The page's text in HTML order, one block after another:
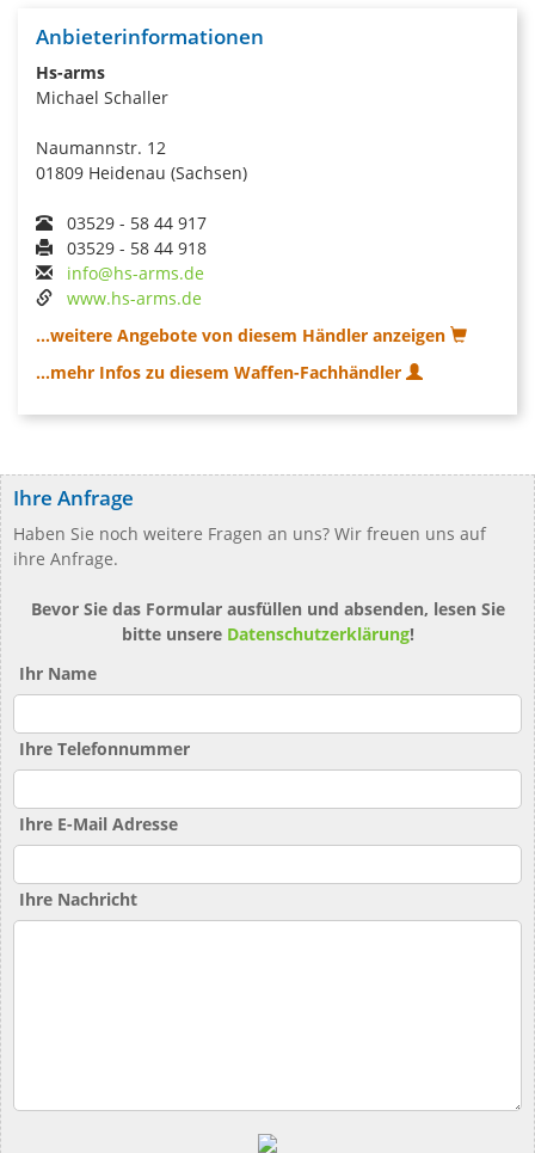
Anbieterinformationen
Hs-arms
Michael Schaller
Naumannstr. 12
01809 Heidenau (Sachsen)
03529 - 58 44 917
03529 - 58 44 918
info@hs-arms.de
www.hs-arms.de
...weitere Angebote von diesem Händler anzeigen
...mehr Infos zu diesem Waffen-Fachhändler
Ihre Anfrage
Haben Sie noch weitere Fragen an uns? Wir freuen uns auf
ihre Anfrage.
Bevor Sie das Formular ausfüllen und absenden, lesen Sie
bitte unsere Datenschutzerklärung!
Ihr Name
Ihre Telefonnummer
Ihre E-Mail Adresse
Ihre Nachricht